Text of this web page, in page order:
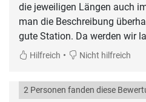
die jeweiligen Längen auch
man die Beschreibung
gute Station. Da werden wir
Hilfreich • Nicht hilfreich
2 Personen fanden diese